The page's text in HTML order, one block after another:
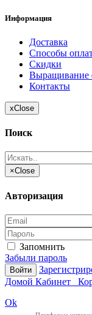
Информация
Доставка
Способы
Скидки
Выращивание
Контакты
xClose
Поиск
×Close
Авторизация
Запомнить
Забыли пароль
Войти
Домой Кабинет
Ok